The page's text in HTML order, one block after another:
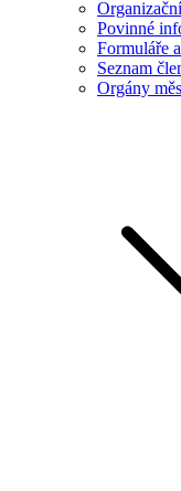
Povinné
Formuláře
Seznam
Orgány